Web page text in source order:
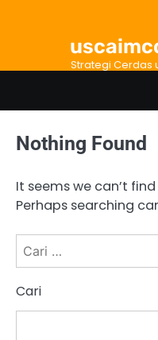
Strategi Cerdas
Nothing Found
It seems we can’t
Perhaps searching
Cari
untuk:
Cari